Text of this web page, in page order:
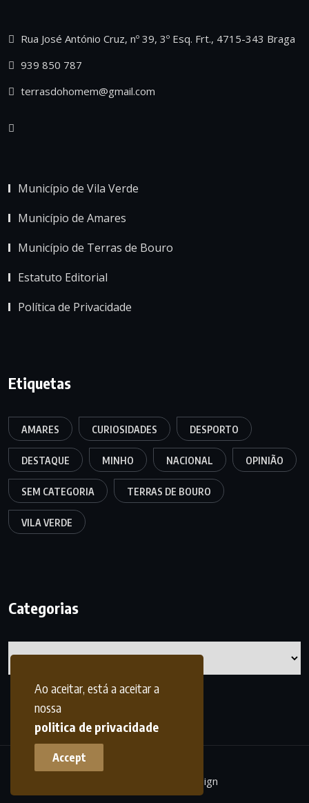
Ao aceitar, está a aceitar a
nossa
politica de privacidade
Accept
Rua José António Cruz, nº 39, 3º Esq. Frt., 4715-343 Braga
939 850 787
terrasdohomem@gmail.com
Município de Vila Verde
Município de Amares
Município de Terras de Bouro
Estatuto Editorial
Política de Privacidade
Etiquetas
AMARES CURIOSIDADES DESPORTO
DESTAQUE MINHO NACIONAL OPINIÃO
SEM CATEGORIA TERRAS DE BOURO
VILA VERDE
Categorias
frdesign